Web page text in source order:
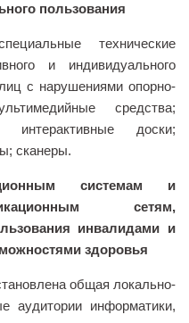
пользования
технические
и индивидуального
с нарушениями опорно-
средства;
интерактивные доски;
сканеры.
системам и
сетям,
инвалидами и
здоровья
общая локально-
аудитории информатики,